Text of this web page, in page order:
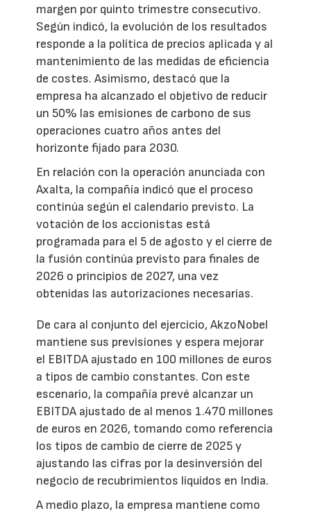
margen por quinto trimestre consecutivo.
Según indicó, la evolución de los resultados
responde a la política de precios aplicada y al
mantenimiento de las medidas de eficiencia
de costes. Asimismo, destacó que la
empresa ha alcanzado el objetivo de reducir
un 50% las emisiones de carbono de sus
operaciones cuatro años antes del
horizonte fijado para 2030.
En relación con la operación anunciada con
Axalta, la compañía indicó que el proceso
continúa según el calendario previsto. La
votación de los accionistas está
programada para el 5 de agosto y el cierre de
la fusión continúa previsto para finales de
2026 o principios de 2027, una vez
obtenidas las autorizaciones necesarias.
De cara al conjunto del ejercicio, AkzoNobel
mantiene sus previsiones y espera mejorar
el EBITDA ajustado en 100 millones de euros
a tipos de cambio constantes. Con este
escenario, la compañía prevé alcanzar un
EBITDA ajustado de al menos 1.470 millones
de euros en 2026, tomando como referencia
los tipos de cambio de cierre de 2025 y
ajustando las cifras por la desinversión del
negocio de recubrimientos líquidos en India.
A medio plazo, la empresa mantiene como